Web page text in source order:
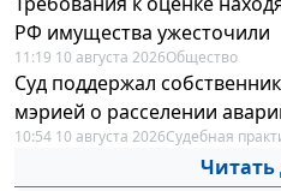
РФ имущества ужесточили
11:19 10 августа 2026Общество
Суд поддержал
мэрией о расселении
10:54 10 августа 2026Судебная
Читать